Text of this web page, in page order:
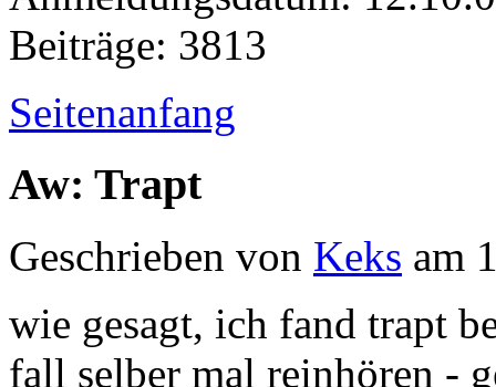
Beiträge: 3813
Seitenanfang
Aw: Trapt
Geschrieben von Keks am
wie gesagt, ich fand trapt
fall selber mal reinhören -